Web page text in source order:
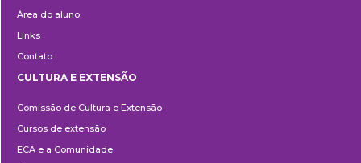
Área do aluno
Links
Contato
e
Extensão
CULTURA E EXTENSÃO
Comissão de Cultura e Extensão
Cursos de extensão
ECA e a Comunidade